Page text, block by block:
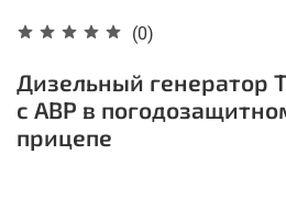
(0)
Дизельный генератор
с АВР в
прицепе